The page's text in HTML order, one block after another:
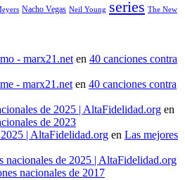
Nacho Vegas Neil Young series The New
- marx21.net en 40 canciones contra
- marx21.net en 40 canciones contra
de 2025 | AltaFidelidad.org en
de 2023
| AltaFidelidad.org en Las mejores
nacionales de 2025 | AltaFidelidad.org
nacionales de 2017